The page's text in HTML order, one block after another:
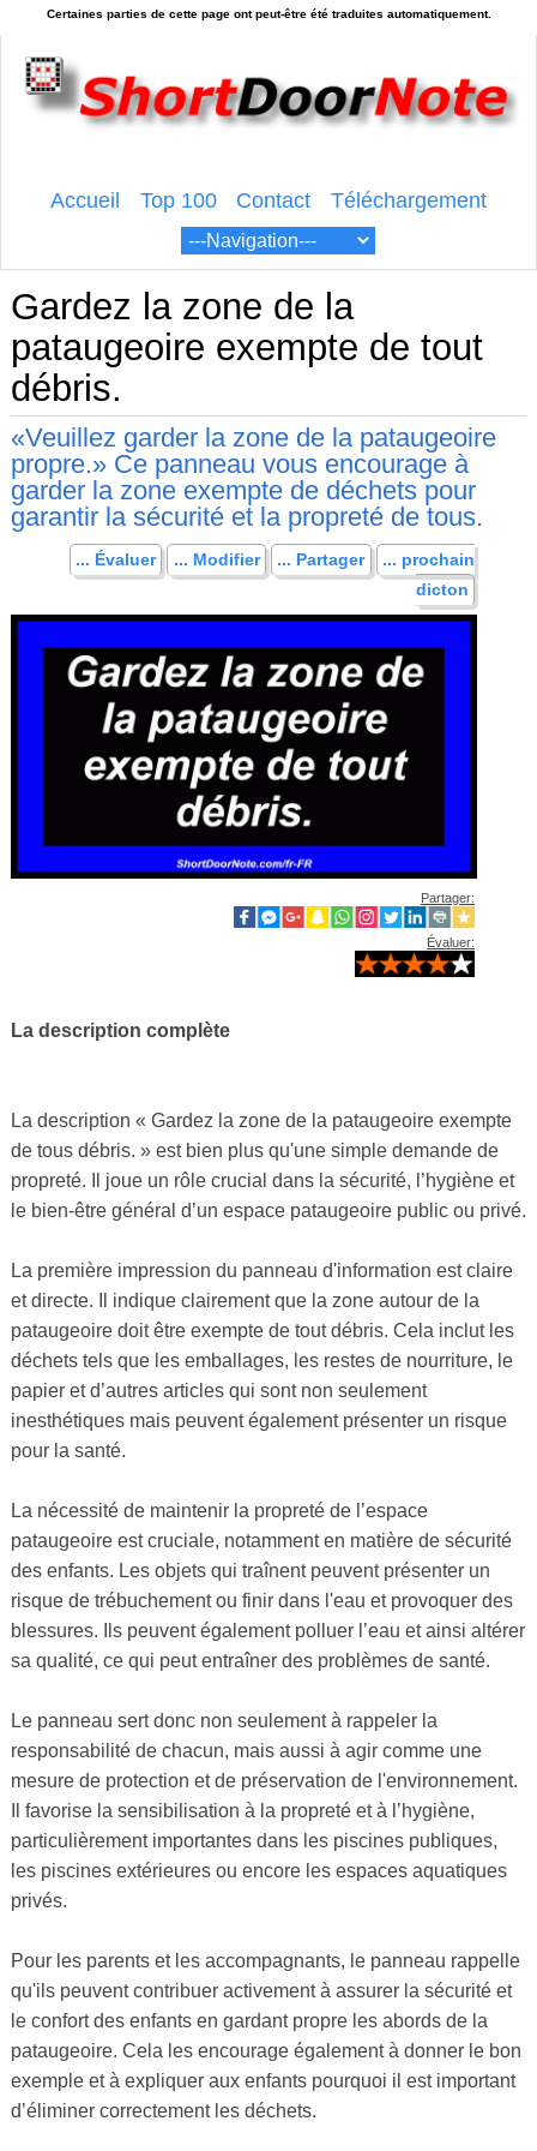
Accueil Top 100 Contact Téléchargement
Gardez la zone de la
pataugeoire exempte de tout
débris.
«Veuillez garder la zone de la pataugeoire
propre.» Ce panneau vous encourage à
garder la zone exempte de déchets pour
garantir la sécurité et la propreté de tous.
... Évaluer ... Modifier ... Partager
... prochain
dicton
Partager:
Évaluer:
La description complète
La description « Gardez la zone de la pataugeoire exempte
de tous débris. » est bien plus qu'une simple demande de
propreté. Il joue un rôle crucial dans la sécurité, l’hygiène et
le bien-être général d’un espace pataugeoire public ou privé.
La première impression du panneau d'information est claire
et directe. Il indique clairement que la zone autour de la
pataugeoire doit être exempte de tout débris. Cela inclut les
déchets tels que les emballages, les restes de nourriture, le
papier et d’autres articles qui sont non seulement
inesthétiques mais peuvent également présenter un risque
pour la santé.
La nécessité de maintenir la propreté de l’espace
pataugeoire est cruciale, notamment en matière de sécurité
des enfants. Les objets qui traînent peuvent présenter un
risque de trébuchement ou finir dans l'eau et provoquer des
blessures. Ils peuvent également polluer l’eau et ainsi altérer
sa qualité, ce qui peut entraîner des problèmes de santé.
Le panneau sert donc non seulement à rappeler la
responsabilité de chacun, mais aussi à agir comme une
mesure de protection et de préservation de l'environnement.
Il favorise la sensibilisation à la propreté et à l’hygiène,
particulièrement importantes dans les piscines publiques,
les piscines extérieures ou encore les espaces aquatiques
privés.
Pour les parents et les accompagnants, le panneau rappelle
qu'ils peuvent contribuer activement à assurer la sécurité et
le confort des enfants en gardant propre les abords de la
pataugeoire. Cela les encourage également à donner le bon
exemple et à expliquer aux enfants pourquoi il est important
d’éliminer correctement les déchets.